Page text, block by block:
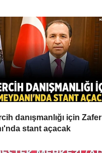
danışmanlığı için Zafer
stant açacak